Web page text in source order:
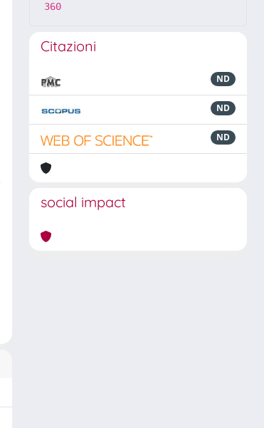
360
Citazioni
ND
ND
ND
social impact